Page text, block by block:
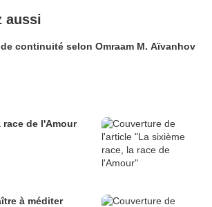
aussi
continuité selon Omraam M. Aïvanhov
race de l'Amour
à méditer